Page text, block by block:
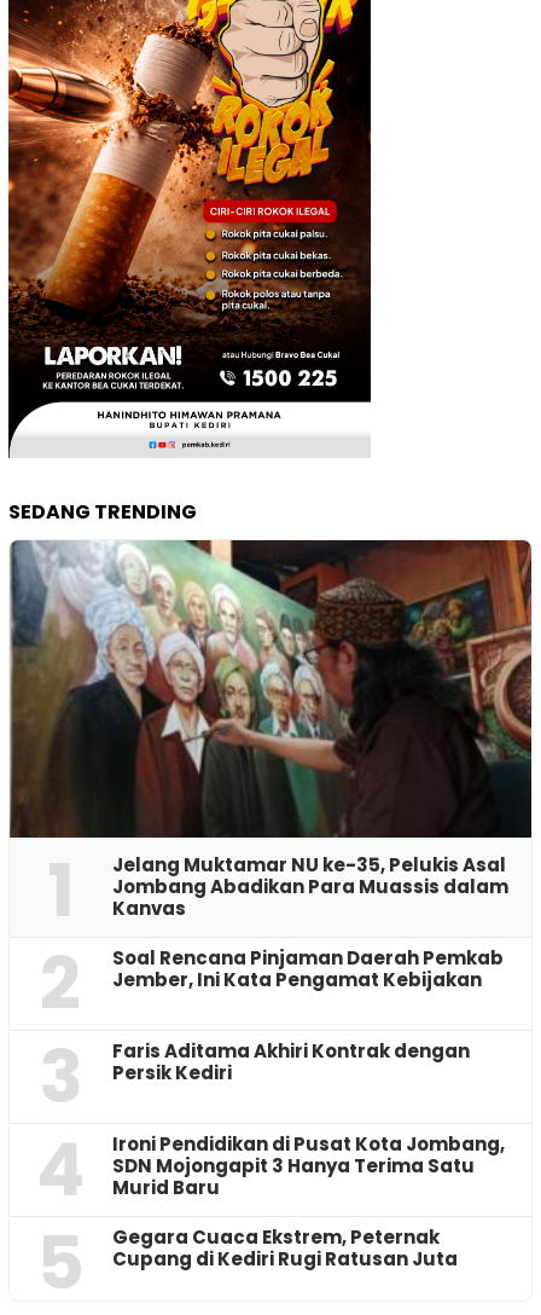
SEDANG TRENDING
1
Jelang Muktamar NU ke-35, Pelukis Asal
Jombang Abadikan Para Muassis dalam
Kanvas
2
‎Soal Rencana Pinjaman Daerah Pemkab
Jember, Ini Kata Pengamat Kebijakan ‎
3
Faris Aditama Akhiri Kontrak dengan
Persik Kediri
4
Ironi Pendidikan di Pusat Kota Jombang,
SDN Mojongapit 3 Hanya Terima Satu
Murid Baru
5
‎Gegara Cuaca Ekstrem, Peternak
Cupang di Kediri Rugi Ratusan Juta